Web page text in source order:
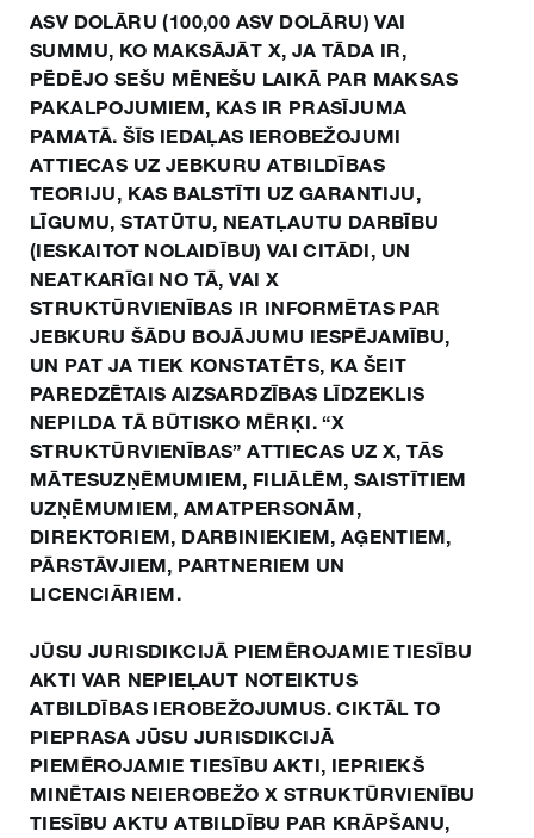
ASV DOLĀRU (100,00 ASV DOLĀRU) VAI
SUMMU, KO MAKSĀJĀT X, JA TĀDA IR,
PĒDĒJO SEŠU MĒNEŠU LAIKĀ PAR MAKSAS
PAKALPOJUMIEM, KAS IR PRASĪJUMA
PAMATĀ. ŠĪS IEDAĻAS IEROBEŽOJUMI
ATTIECAS UZ JEBKURU ATBILDĪBAS
TEORIJU, KAS BALSTĪTI UZ GARANTIJU,
LĪGUMU, STATŪTU, NEATĻAUTU DARBĪBU
(IESKAITOT NOLAIDĪBU) VAI CITĀDI, UN
NEATKARĪGI NO TĀ, VAI X
STRUKTŪRVIENĪBAS IR INFORMĒTAS PAR
JEBKURU ŠĀDU BOJĀJUMU IESPĒJAMĪBU,
UN PAT JA TIEK KONSTATĒTS, KA ŠEIT
PAREDZĒTAIS AIZSARDZĪBAS LĪDZEKLIS
NEPILDA TĀ BŪTISKO MĒRĶI. “X
STRUKTŪRVIENĪBAS” ATTIECAS UZ X, TĀS
MĀTESUZŅĒMUMIEM, FILIĀLĒM, SAISTĪTIEM
UZŅĒMUMIEM, AMATPERSONĀM,
DIREKTORIEM, DARBINIEKIEM, AĢENTIEM,
PĀRSTĀVJIEM, PARTNERIEM UN
LICENCIĀRIEM.
JŪSU JURISDIKCIJĀ PIEMĒROJAMIE TIESĪBU
AKTI VAR NEPIEĻAUT NOTEIKTUS
ATBILDĪBAS IEROBEŽOJUMUS. CIKTĀL TO
PIEPRASA JŪSU JURISDIKCIJĀ
PIEMĒROJAMIE TIESĪBU AKTI, IEPRIEKŠ
MINĒTAIS NEIEROBEŽO X STRUKTŪRVIENĪBU
TIESĪBU AKTU ATBILDĪBU PAR KRĀPŠANU,